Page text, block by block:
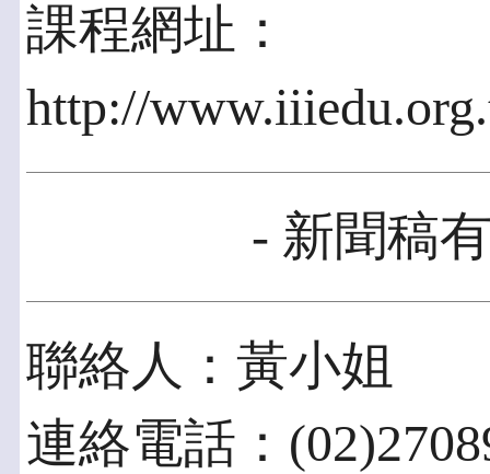
課程網址：
http://
- 新聞稿
聯絡人：黃小姐
連絡電話：